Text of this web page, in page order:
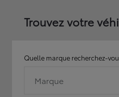
Trouvez votre
Quelle marque recherchez-
Marque